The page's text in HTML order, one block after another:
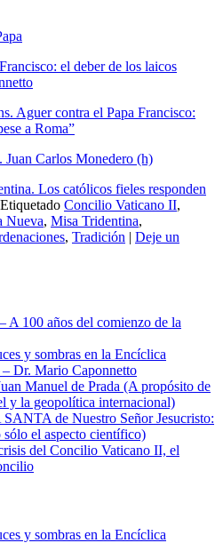
el deber de los laicos
Aguer contra el Papa Francisco:
a Roma”
Juan Carlos Monedero (h)
Los católicos fieles responden
Etiquetado Concilio Vaticano II,
Nueva, Misa Tridentina,
, Tradición | Deje un
A 100 años del comienzo de la
y sombras en la Encíclica
Dr. Mario Caponnetto
Manuel de Prada (A propósito de
y la geopolítica internacional)
de Nuestro Señor Jesucristo:
el aspecto científico)
del Concilio Vaticano II, el
y sombras en la Encíclica